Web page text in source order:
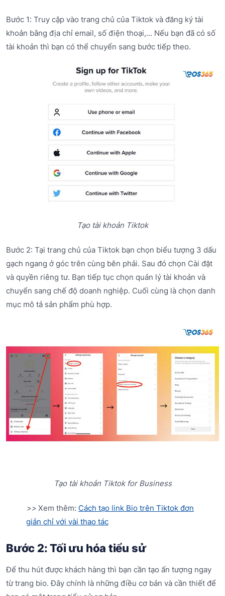
Bước 1: Truy cập vào trang chủ của Tiktok và đăng ký tài
khoản bằng địa chỉ email, số điện thoại,... Nếu bạn đã có số
tài khoản thì bạn có thể chuyển sang bước tiếp theo.
Tạo tài khoản Tiktok
Bước 2: Tại trang chủ của Tiktok bạn chọn biểu tượng 3 dấu
gạch ngang ở góc trên cùng bên phải. Sau đó chọn Cài đặt
và quyền riêng tư. Bạn tiếp tục chọn quản lý tài khoản và
chuyển sang chế độ doanh nghiệp. Cuối cùng là chọn danh
mục mô tả sản phẩm phù hợp.
Tạo tài khoản Tiktok for Business
>> Xem thêm: Cách tạo link Bio trên Tiktok đơn
giản chỉ với vài thao tác
Bước 2: Tối ưu hóa tiểu sử
Để thu hút được khách hàng thì bạn cần tạo ấn tượng ngay
từ trang bio. Đây chính là những điều cơ bản và cần thiết để